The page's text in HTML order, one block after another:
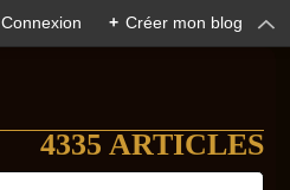
Connexion + Créer mon blog
4335 ARTICLES